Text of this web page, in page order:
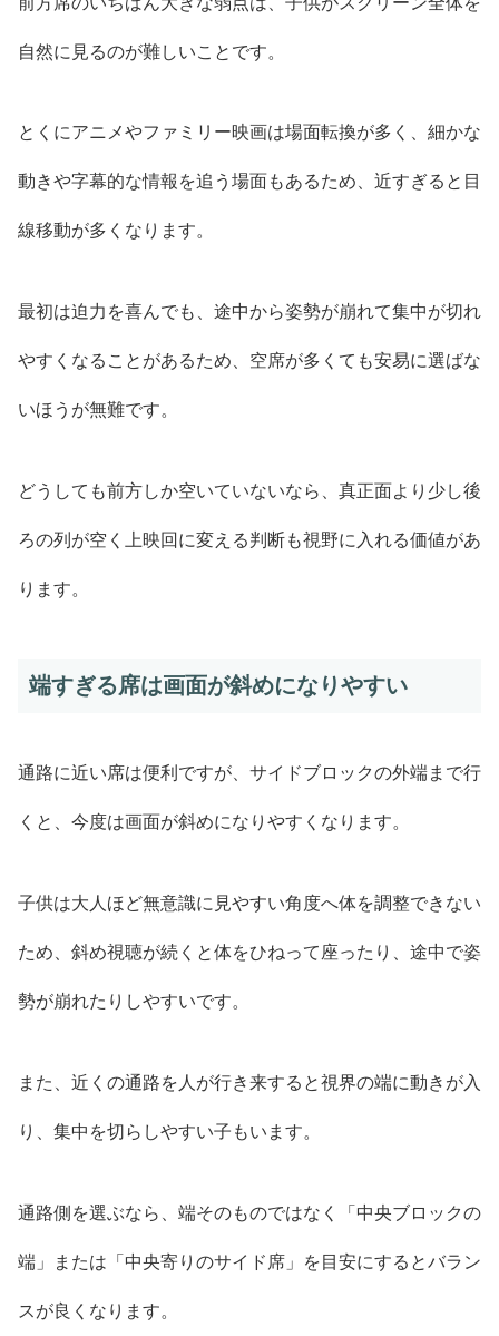
自然に見るのが難しいことです。
とくにアニメやファミリー映画は場面転換が多く、細かな
動きや字幕的な情報を追う場面もあるため、近すぎると目
線移動が多くなります。
最初は迫力を喜んでも、途中から姿勢が崩れて集中が切れ
やすくなることがあるため、空席が多くても安易に選ばな
いほうが無難です。
どうしても前方しか空いていないなら、真正面より少し後
ろの列が空く上映回に変える判断も視野に入れる価値があ
ります。
端すぎる席は画面が斜めになりやすい
通路に近い席は便利ですが、サイドブロックの外端まで行
くと、今度は画面が斜めになりやすくなります。
子供は大人ほど無意識に見やすい角度へ体を調整できない
ため、斜め視聴が続くと体をひねって座ったり、途中で姿
勢が崩れたりしやすいです。
また、近くの通路を人が行き来すると視界の端に動きが入
り、集中を切らしやすい子もいます。
通路側を選ぶなら、端そのものではなく「中央ブロックの
端」または「中央寄りのサイド席」を目安にするとバラン
スが良くなります。